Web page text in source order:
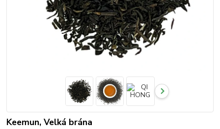
Keemun, Velká brána